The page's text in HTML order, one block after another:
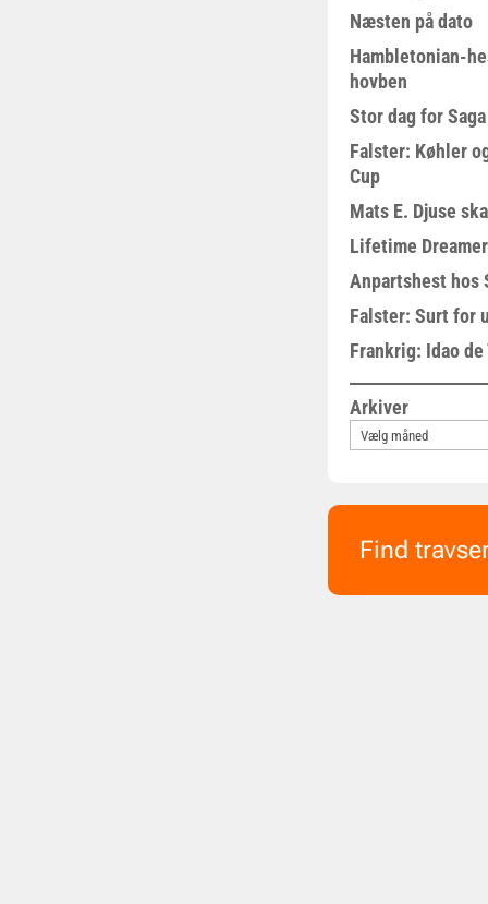
Næsten på dato
Hambletonian-
hovben
Stor dag for
Falster: Køhler
Cup
Mats E. Djuse
Lifetime
Anpartshest hos
Falster: Surt for
Frankrig: Idao
Arkiver
Find